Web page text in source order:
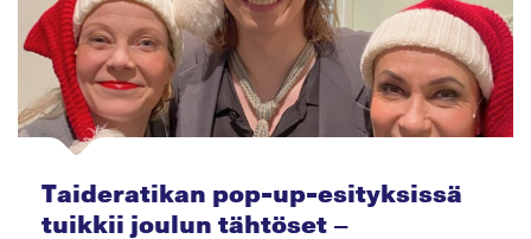
Taideratikan pop-up-esityksissä
tuikkii joulun tähtöset –